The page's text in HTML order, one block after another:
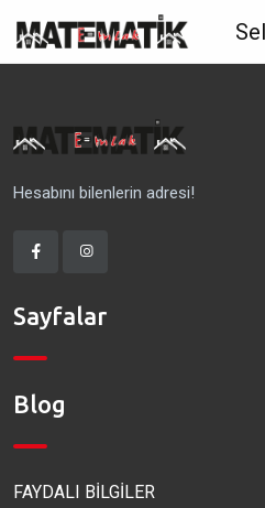
Hesabını bilenlerin adresi!
Sayfalar
Blog
FAYDALI BİLGİLER